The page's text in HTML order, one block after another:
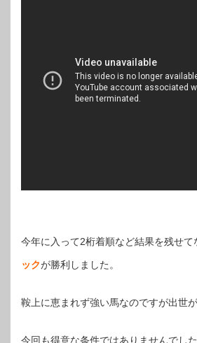
今年に入って2桁着順など結果を残せて
ックが勝利しました。
鞍上に恵まれず強い馬なのですが出世
今回も得意な条件ではありませんでし